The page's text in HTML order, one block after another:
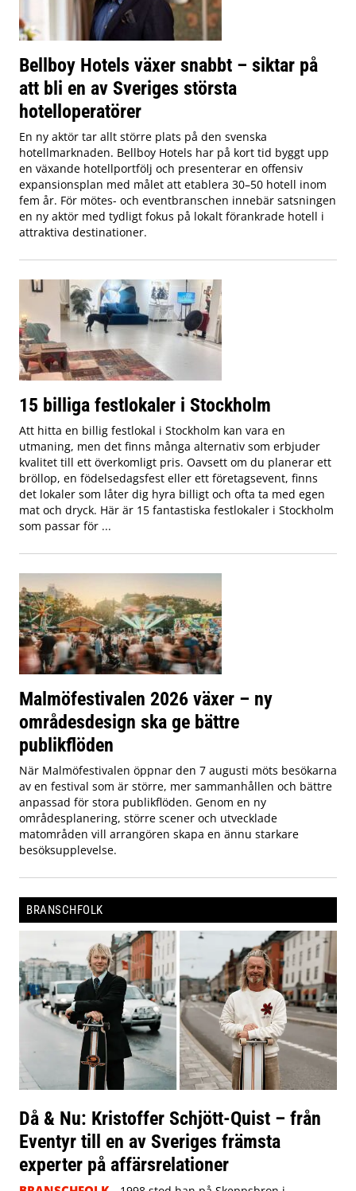
Bellboy Hotels växer snabbt – siktar på
att bli en av Sveriges största
hotelloperatörer
En ny aktör tar allt större plats på den svenska
hotellmarknaden. Bellboy Hotels har på kort tid byggt upp
en växande hotellportfölj och presenterar en offensiv
expansionsplan med målet att etablera 30–50 hotell inom
fem år. För mötes- och eventbranschen innebär satsningen
en ny aktör med tydligt fokus på lokalt förankrade hotell i
attraktiva destinationer.
15 billiga festlokaler i Stockholm
Att hitta en billig festlokal i Stockholm kan vara en
utmaning, men det finns många alternativ som erbjuder
kvalitet till ett överkomligt pris. Oavsett om du planerar ett
bröllop, en födelsedagsfest eller ett företagsevent, finns
det lokaler som låter dig hyra billigt och ofta ta med egen
mat och dryck. Här är 15 fantastiska festlokaler i Stockholm
som passar för ...
Malmöfestivalen 2026 växer – ny
områdesdesign ska ge bättre
publikflöden
När Malmöfestivalen öppnar den 7 augusti möts besökarna
av en festival som är större, mer sammanhållen och bättre
anpassad för stora publikflöden. Genom en ny
områdesplanering, större scener och utvecklade
matområden vill arrangören skapa en ännu starkare
besöksupplevelse.
BRANSCHFOLK
Då & Nu: Kristoffer Schjött-Quist – från
Eventyr till en av Sveriges främsta
experter på affärsrelationer